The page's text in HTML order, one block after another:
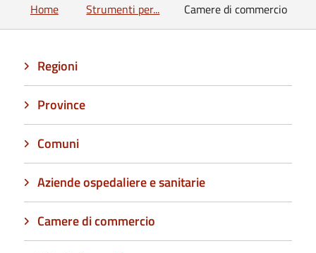
Home Strumenti per... Camere di commercio
Regioni
Province
Comuni
Aziende ospedaliere e sanitarie
Camere di commercio